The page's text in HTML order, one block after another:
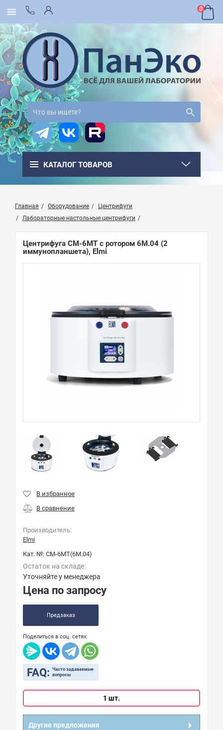
0
КАТАЛОГ ТОВАРОВ
Главная Оборудование
Центрифуги
Лабораторные настольные центрифуги
Центрифуга CM-6MT с ротором 6M.04 (2
иммунопланшета), Elmi
Производитель:
Elmi
Кат. №: CM-6MT(6M.04)
Остаток на складе:
Уточняйте у менеджера
Цена по запросу
Предзаказ
Поделиться в соц. сетях:
FAQ: Часто задаваемые
вопросы
1 шт.
Другие предложения